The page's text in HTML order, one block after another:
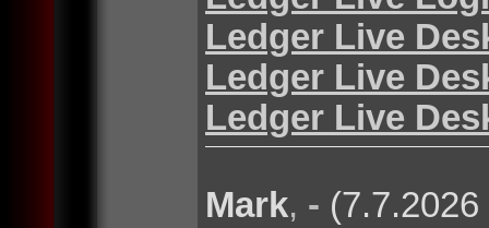
Ledger Live
Ledger Live
Ledger Live
Mark, -